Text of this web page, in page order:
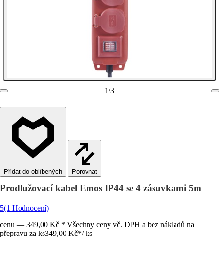
1/3
Porovnat
Prodlužovací kabel Emos IP44 se 4 zásuvkami 5m
5(1 Hodnocení)
cenu — 349,00 Kč * Všechny ceny vč. DPH a bez nákladů na
přepravu za ks349,00 Kč*/ ks